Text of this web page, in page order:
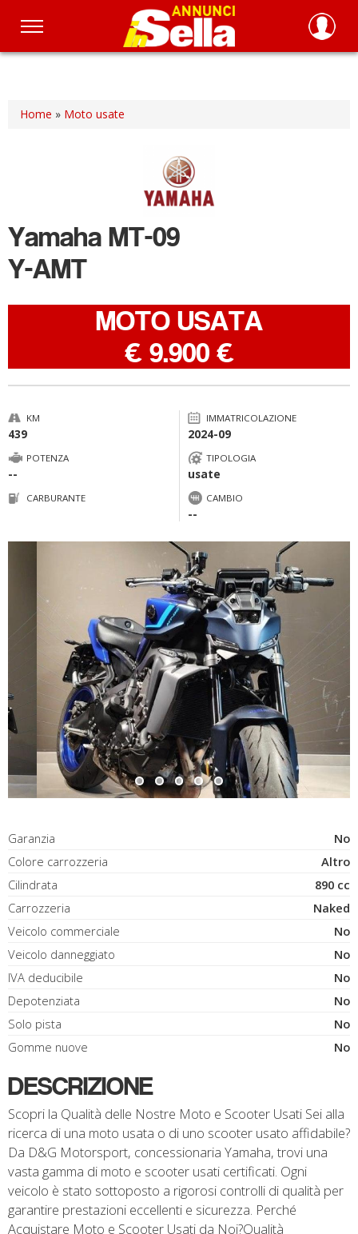
Salta
principale
Home » Moto usate
Yamaha MT-09
Y-AMT
MOTO USATA
€ 9.900 €
KM
439
IMMATRICOLAZIONE
2024-09
POTENZA
--
TIPOLOGIA
usate
CARBURANTE CAMBIO
--
Garanzia
No
Colore carrozzeria
Altro
Cilindrata
890 cc
Carrozzeria
Naked
Veicolo commerciale
No
Veicolo danneggiato
No
IVA deducibile
No
Depotenziata
No
Solo pista
No
Gomme nuove
No
DESCRIZIONE
Scopri la Qualità delle Nostre Moto e Scooter Usati Sei alla
ricerca di una moto usata o di uno scooter usato affidabile?
Da D&G Motorsport, concessionaria Yamaha, trovi una
vasta gamma di moto e scooter usati certificati. Ogni
veicolo è stato sottoposto a rigorosi controlli di qualità per
garantire prestazioni eccellenti e sicurezza. Perché
Acquistare Moto e Scooter Usati da Noi?Qualità